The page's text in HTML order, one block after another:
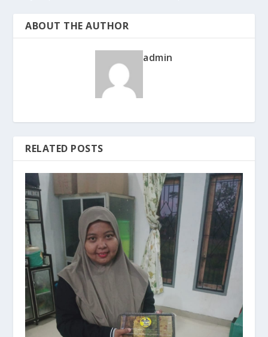
ABOUT THE AUTHOR
admin
RELATED POSTS